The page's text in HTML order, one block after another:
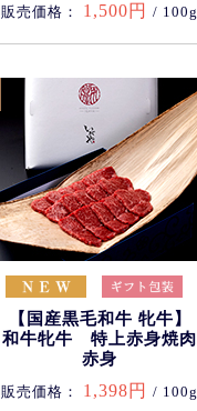
販売価格： 1,500円 / 100g
【国産黒毛和牛 牝牛】
和牛牝牛 特上赤身焼肉
赤身
販売価格： 1,398円 / 100g